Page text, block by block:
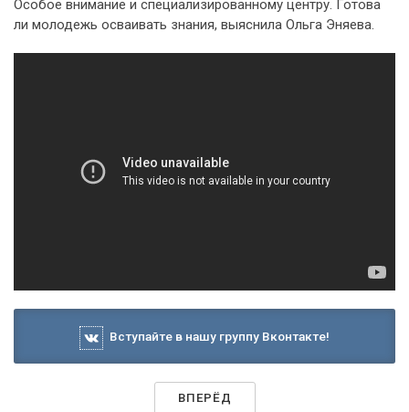
Особое внимание и специализированному центру. Готова
ли молодежь осваивать знания, выяснила Ольга Эняева.
Вступайте в нашу группу Вконтакте!
ВПЕРЁД